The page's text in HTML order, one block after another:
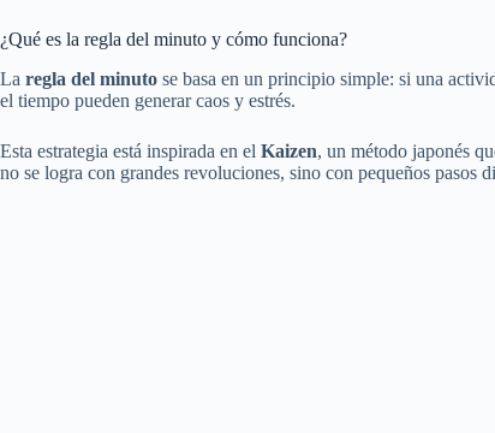
¿Qué es la regla del minuto y cómo funciona?
La regla del minuto se basa en un principio simple: si una
el tiempo pueden generar caos y estrés.
Esta estrategia está inspirada en el Kaizen, un método japonés
no se logra con grandes revoluciones, sino con pequeños pasos